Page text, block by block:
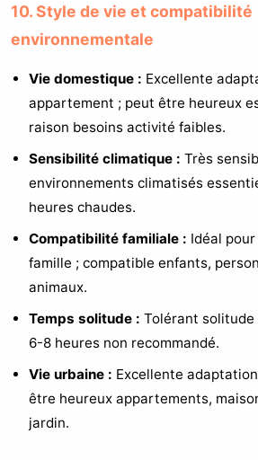
10. Style de vie et compatibilité
environnementale
Vie domestique : Excellente
appartement ; peut être heureux
raison besoins activité faibles.
Sensibilité climatique : Très
environnements climatisés
heures chaudes.
Compatibilité familiale : Idéal
famille ; compatible enfants,
animaux.
Temps solitude : Tolérant solitude
6-8 heures non recommandé.
Vie urbaine : Excellente
être heureux appartements,
jardin.